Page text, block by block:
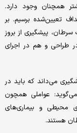
همچنان وجود دارد.
تعیین‌شده برسیم. بر
پیشگیری از بروز
طراحی و هم در اجرای
می‌داند که باید در
عواملی همچون
محیطی و بیماری‌های
هستند.